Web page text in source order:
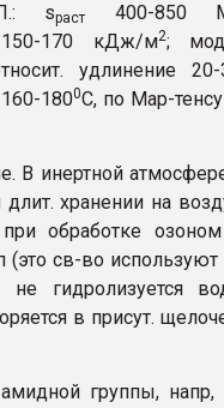
sраст
400-850
150-170 кДж/м2;
удлинение 20-
1800C, по Мар-
В инертной
хранении на
обработке
(это св-во используют
гидролизуется
в присут.
группы, напр,